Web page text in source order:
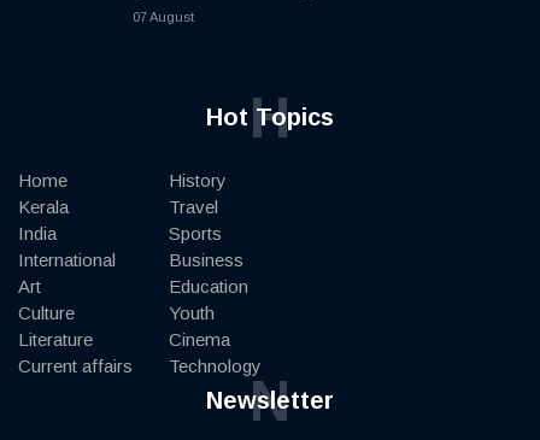
07 August
Hot Topics
H
Home
Kerala
India
International
Art
Culture
Literature
Current affairs
History
Travel
Sports
Business
Education
Youth
Cinema
Technology
Newsletter
N